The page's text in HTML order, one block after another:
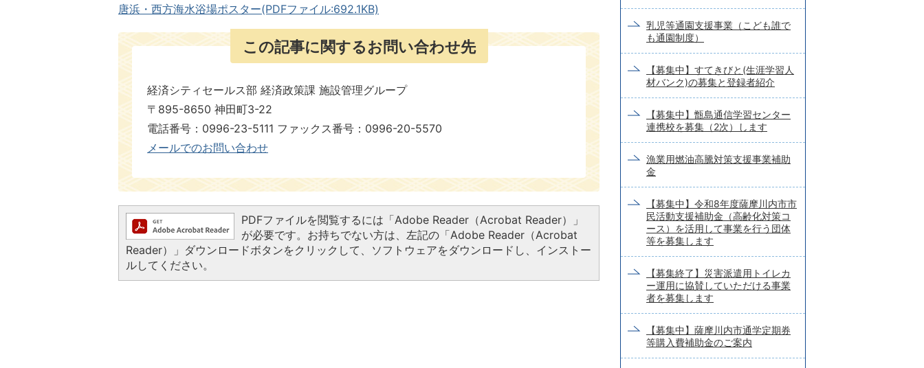
唐浜・西方海水浴場ポスター(PDFファイル:692.1KB)
この記事に関するお問い合わせ先
経済シティセールス部 経済政策課 施設管理グループ
〒895-8650 神田町3-22
電話番号：0996-23-5111 ファックス番号：0996-20-5570
メールでのお問い合わせ
PDFファイルを閲覧するには「Adobe Reader（Acrobat Reader）」
が必要です。お持ちでない方は、左記の「Adobe Reader（Acrobat
Reader）」ダウンロードボタンをクリックして、ソフトウェアをダウンロードし、インストー
ルしてください。
乳児等通園支援事業（こども誰で
も通園制度）
【募集中】すてきびと(生涯学習人
材バンク)の募集と登録者紹介
【募集中】甑島通信学習センター
連携校を募集（2次）します
漁業用燃油高騰対策支援事業補助
金
【募集中】令和8年度薩摩川内市市
民活動支援補助金（高齢化対策コ
ース）を活用して事業を行う団体
等を募集します
【募集終了】災害派遣用トイレカ
ー運用に協賛していただける事業
者を募集します
【募集中】薩摩川内市通学定期券
等購入費補助金のご案内